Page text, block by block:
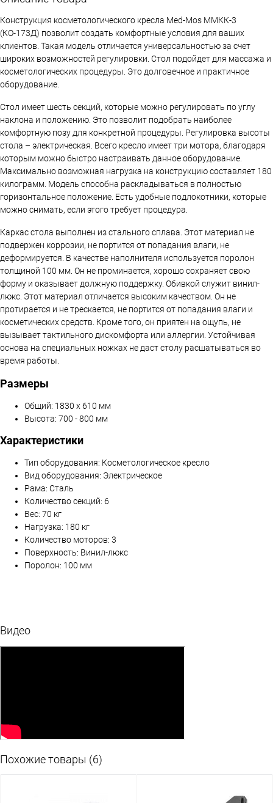
Конструкция косметологического кресла Med-Mos ММКК-3
(КО-173Д) позволит создать комфортные условия для ваших
клиентов. Такая модель отличается универсальностью за счет
широких возможностей регулировки. Стол подойдет для массажа и
косметологических процедуры. Это долговечное и практичное
оборудование.
Стол имеет шесть секций, которые можно регулировать по углу
наклона и положению. Это позволит подобрать наиболее
комфортную позу для конкретной процедуры. Регулировка высоты
стола – электрическая. Всего кресло имеет три мотора, благодаря
которым можно быстро настраивать данное оборудование.
Максимально возможная нагрузка на конструкцию составляет 180
килограмм. Модель способна раскладываться в полностью
горизонтальное положение. Есть удобные подлокотники, которые
можно снимать, если этого требует процедура.
Каркас стола выполнен из стального сплава. Этот материал не
подвержен коррозии, не портится от попадания влаги, не
деформируется. В качестве наполнителя используется поролон
толщиной 100 мм. Он не проминается, хорошо сохраняет свою
форму и оказывает должную поддержку. Обивкой служит винил-
люкс. Этот материал отличается высоким качеством. Он не
протирается и не трескается, не портится от попадания влаги и
косметических средств. Кроме того, он приятен на ощупь, не
вызывает тактильного дискомфорта или аллергии. Устойчивая
основа на специальных ножках не даст столу расшатываться во
время работы.
Размеры
Общий: 1830 х 610 мм
Высота: 700 - 800 мм
Характеристики
Тип оборудования: Косметологическое кресло
Вид оборудования: Электрическое
Рама: Сталь
Количество секций: 6
Вес: 70 кг
Нагрузка: 180 кг
Количество моторов: 3
Поверхность: Винил-люкс
Поролон: 100 мм
Видео
Похожие товары (6)